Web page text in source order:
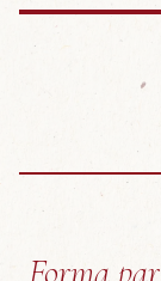
Forma